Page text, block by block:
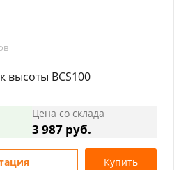
высоты BCS100
Цена со склада
3 987 руб.
Купить